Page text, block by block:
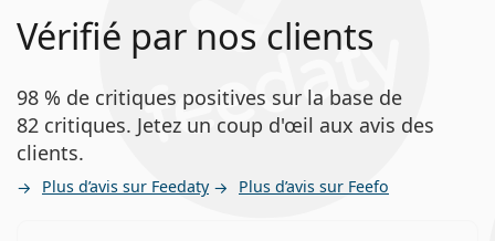
Vérifié par nos clients
98 % de critiques positives sur la base de
82 critiques. Jetez un coup d'œil aux avis des
clients.
Plus d’avis sur Feedaty Plus d’avis sur Feefo